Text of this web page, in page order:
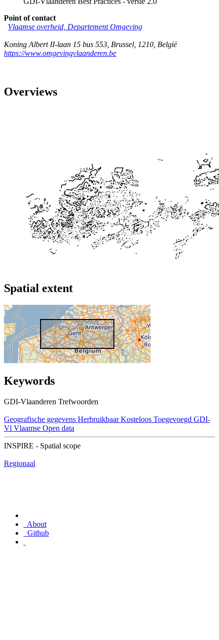
Point of contact
Vlaamse overheid, Departement Omgeving
Koning Albert II-laan 15 bus 553 Brussel 1210 België
https://www.omgevingvlaanderen.be
Overviews
Spatial extent
Keywords
GDI-Vlaanderen Trefwoorden
Geografische gegevens Herbruikbaar Kosteloos Toegevoegd GDI-
Vl Vlaamse Open data
INSPIRE - Spatial scope
Regionaal
About
Github